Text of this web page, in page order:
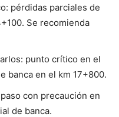
pérdidas parciales de
Se recomienda
punto crítico en el
banca en el km 17+800.
con precaución en
de banca.